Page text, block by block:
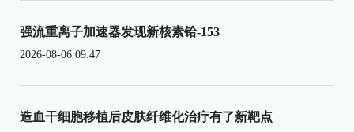
强流重离子加速器发现新核素铪-153
2026-08-06 09:47
造血干细胞移植后皮肤纤维化治疗有了新靶点